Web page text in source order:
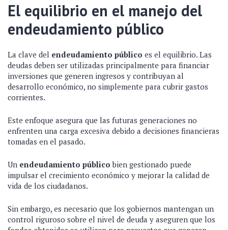
El equilibrio en el manejo del
endeudamiento público
La clave del endeudamiento público es el equilibrio. Las
deudas deben ser utilizadas principalmente para financiar
inversiones que generen ingresos y contribuyan al
desarrollo económico, no simplemente para cubrir gastos
corrientes.
Este enfoque asegura que las futuras generaciones no
enfrenten una carga excesiva debido a decisiones financieras
tomadas en el pasado.
Un endeudamiento público bien gestionado puede
impulsar el crecimiento económico y mejorar la calidad de
vida de los ciudadanos.
Sin embargo, es necesario que los gobiernos mantengan un
control riguroso sobre el nivel de deuda y aseguren que los